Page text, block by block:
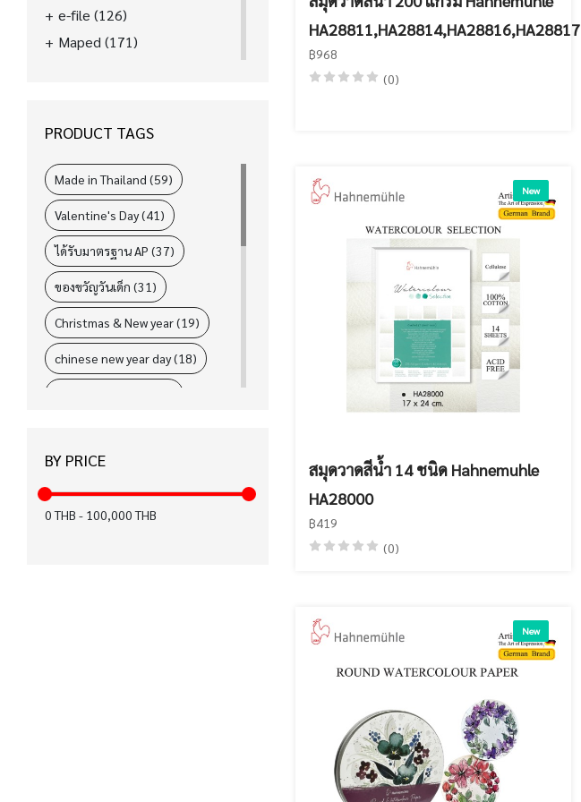
e-file (126)
Maped (171)
L&P(4)
PRODUCT TAGS
Made in Thailand (59)
Valentine's Day (41)
ได้รับมาตรฐาน AP (37)
ของขวัญวันเด็ก (31)
Christmas & New year (19)
chinese new year day (18)
ได้รับมาตรฐาน KC (12)
สำหรับคนถนัดมือซ้าย (8)
BY PRICE
0THB - 100,000THB
HA28811,HA28814,HA28816,HA28817
฿968
(0)
New
สมุดวาดสีน้ำ 14 ชนิด Hahnemuhle
HA28000
฿419
(0)
New